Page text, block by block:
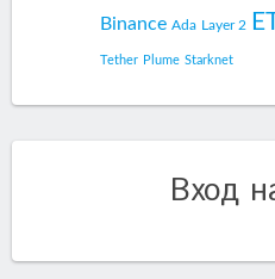
Binance Ada Layer 2
Tether Plume Starknet
Вход